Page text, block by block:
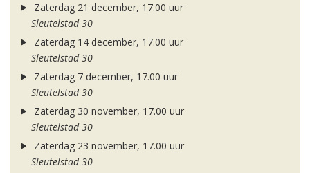
Zaterdag 21 december, 17.00 uur
Sleutelstad 30
Zaterdag 14 december, 17.00 uur
Sleutelstad 30
Zaterdag 7 december, 17.00 uur
Sleutelstad 30
Zaterdag 30 november, 17.00 uur
Sleutelstad 30
Zaterdag 23 november, 17.00 uur
Sleutelstad 30